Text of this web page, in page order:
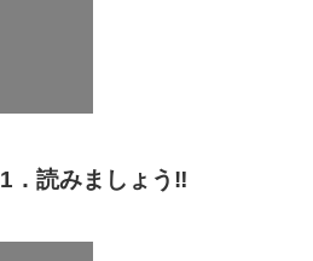
1．読みましょう‼